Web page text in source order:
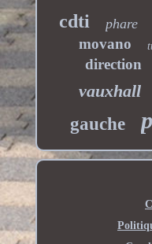
cdti phare
movano
direction
vauxhall
gauche